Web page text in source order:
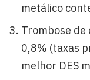
metálico
Trombose
0,8% (taxas
melhor DES